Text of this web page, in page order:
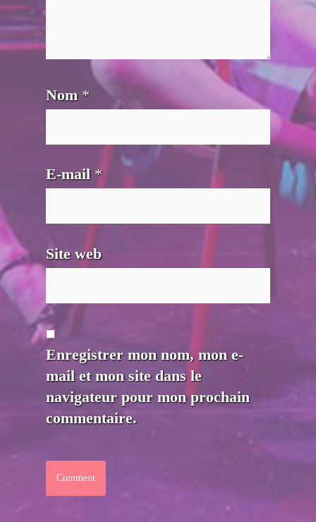
Nom *
E-mail *
Site web
Enregistrer mon nom, mon e-
mail et mon site dans le
navigateur pour mon prochain
commentaire.